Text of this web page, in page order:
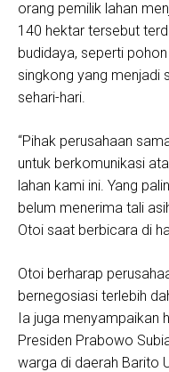
orang pemilik lahan
140 hektar tersebut
budidaya, seperti
singkong yang menjadi
sehari-hari.
“Pihak perusahaan
untuk berkomunikasi
lahan kami ini. Yang
belum menerima tali
Otoi saat berbicara di
Otoi berharap
bernegosiasi terlebih
Ia juga menyampaikan
Presiden Prabowo
warga di daerah Barito